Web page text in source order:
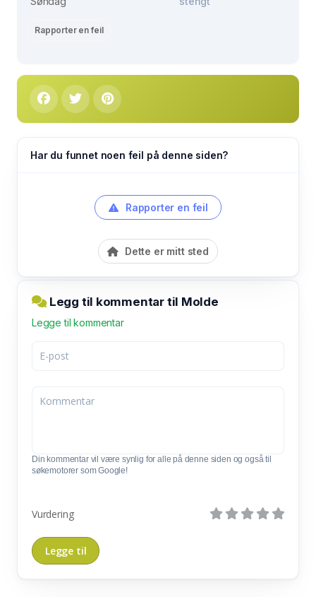
Rapporter en feil
Har du funnet noen feil på denne siden?
Rapporter en feil
Dette er mitt sted
Legg til kommentar til Molde
Legge til kommentar
Din kommentar vil være synlig for alle på denne siden og også til
søkemotorer som Google!
Vurdering